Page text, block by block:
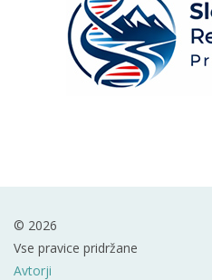
© 2026
Vse pravice pridržane
Avtorji